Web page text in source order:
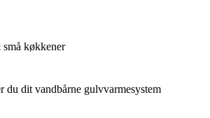
køkkener
du dit vandbårne gulvvarmesystem